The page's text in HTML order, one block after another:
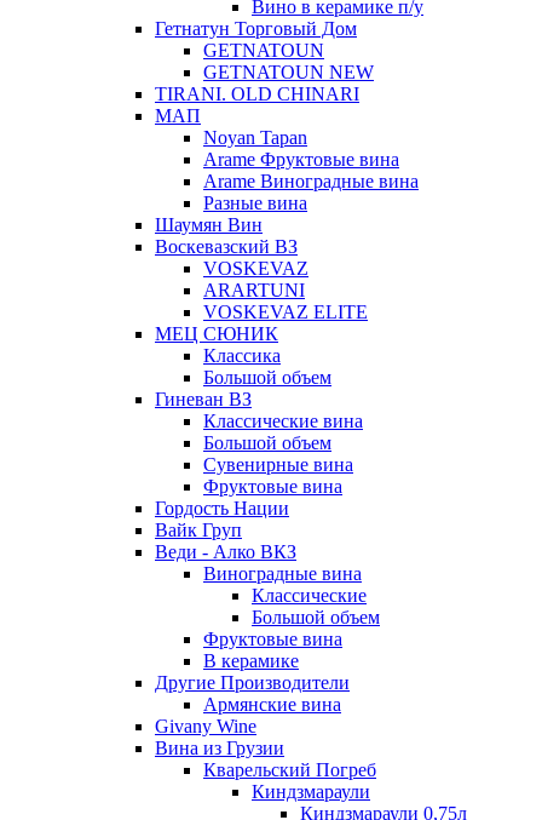
Вино в керамике п/у
Гетнатун Торговый Дом
GETNATOUN
GETNATOUN NEW
TIRANI. OLD CHINARI
МАП
Noyan Tapan
Arame Фруктовые вина
Arame Виноградные вина
Разные вина
Шаумян Вин
Воскевазский ВЗ
VOSKEVAZ
ARARTUNI
VOSKEVAZ ELITE
МЕЦ СЮНИК
Классика
Большой объем
Гиневан ВЗ
Классические вина
Большой объем
Сувенирные вина
Фруктовые вина
Гордость Нации
Вайк Груп
Веди - Алко ВКЗ
Виноградные вина
Классические
Большой объем
Фруктовые вина
В керамике
Другие Производители
Армянские вина
Givany Wine
Вина из Грузии
Кварельский Погреб
Киндзмараули
Киндзмараули 0,75л